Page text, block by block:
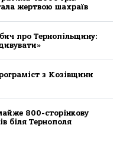
жертвoю шaхрaїв
про Тернопільщину:
з Козівщини
800-сторінкову
біля Тернополя